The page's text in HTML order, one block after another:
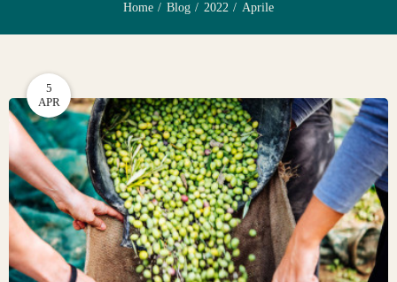
Home Blog 2022 Aprile
5
APR